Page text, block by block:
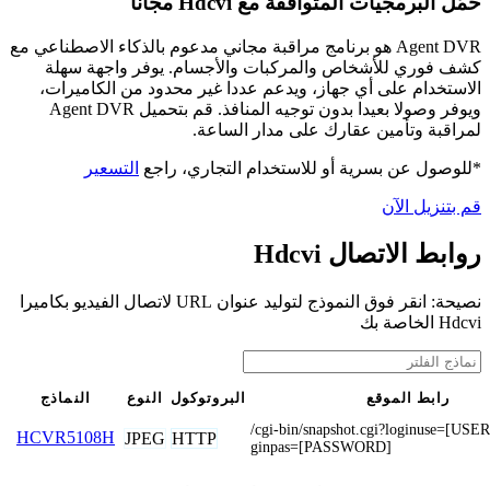
Agent DVR هو برنامج مراقبة مجاني مدعوم بالذكاء الاصطناعي مع
كشف فوري للأشخاص والمركبات والأجسام. يوفر واجهة سهلة
الاستخدام على أي جهاز، ويدعم عددا غير محدود من الكاميرات،
ويوفر وصولا بعيدا بدون توجيه المنافذ. قم بتحميل Agent DVR
لمراقبة وتأمين عقارك على مدار الساعة.
*للوصول عن بسرية أو للاستخدام التجاري، راجع التسعير
قم بتنزيل الآن
روابط الاتصال Hdcvi
نصيحة: انقر فوق النموذج لتوليد عنوان URL لاتصال الفيديو بكاميرا
Hdcvi الخاصة بك
النماذج النوع البروتوكول رابط الموقع
HCVR5108H JPEG HTTP
/cgi-bin/
ginpas=[PASSWORD]